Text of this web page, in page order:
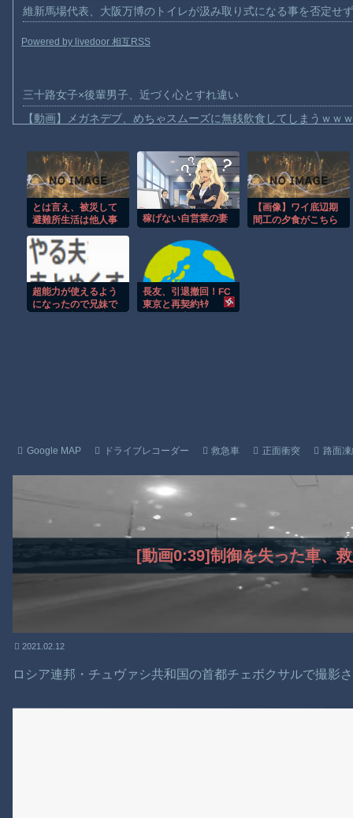
維新馬場代表、大阪万博のトイレが汲み取り式になる事を否定せ
Powered by livedoor 相互RSS
三十路女子×後輩男子、近づく心とすれ違い
【動画】メガネデブ、めちゃスムーズに無銭飲食してしまうｗｗ
【動画】迎撃ミサイルを避けながら船舶にドローンを突撃させる
【動画】大阪のゲリラ豪雨を生駒山の山頂から撮影したビデオが
【動画】イッヌ、煽ってしまう
【画像】地球上で最も珍しい茶色いパンダｗｗｗ
【動画】これは怖い。三重の国道23号で撮影された避けようがな
【悲報】テレ東の若手女子アナ「国民が勝手に我々取材陣にカ
とは言え、被災して
避難所生活は他人事
て少しでも快適に過
ごすか？高市段ボー
ル
稼げない自営業の妻
【画像】ワイ底辺期
間工の夕食がこちら
超能力が使えるよう
になったので兄妹で
長友、引退撤回！FC
東京と再契約ｷﾀ
Google MAP ドライブレコーダー 救急車 正面衝突 路面
[動画0:39]制御を失った車、
2021.02.12
ロシア連邦・チュヴァシ共和国の首都チェボクサルで撮影